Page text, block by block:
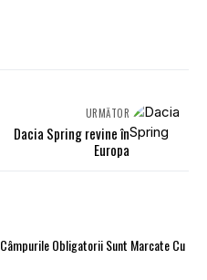
URMĂTOR
Dacia Spring revine în
Europa
Câmpurile Obligatorii Sunt Marcate Cu